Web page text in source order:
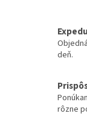
deň.
rôzne